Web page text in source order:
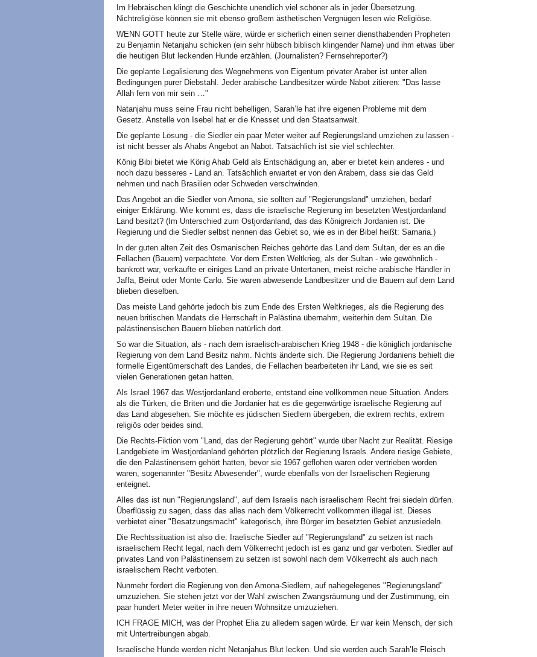
Im Hebräischen klingt die Geschichte unendlich viel schöner als in jeder Übersetzung.
Nichtreligiöse können sie mit ebenso großem ästhetischen Vergnügen lesen wie Religiöse.
WENN GOTT heute zur Stelle wäre, würde er sicherlich einen seiner diensthabenden Propheten
zu Benjamin Netanjahu schicken (ein sehr hübsch biblisch klingender Name) und ihm etwas über
die heutigen Blut leckenden Hunde erzählen. (Journalisten? Fernsehreporter?)
Die geplante Legalisierung des Wegnehmens von Eigentum privater Araber ist unter allen
Bedingungen purer Diebstahl. Jeder arabische Landbesitzer würde Nabot zitieren: "Das lasse
Allah fern von mir sein …"
Natanjahu muss seine Frau nicht behelligen, Sarah’le hat ihre eigenen Probleme mit dem
Gesetz. Anstelle von Isebel hat er die Knesset und den Staatsanwalt.
Die geplante Lösung - die Siedler ein paar Meter weiter auf Regierungsland umziehen zu lassen -
ist nicht besser als Ahabs Angebot an Nabot. Tatsächlich ist sie viel schlechter.
König Bibi bietet wie König Ahab Geld als Entschädigung an, aber er bietet kein anderes - und
noch dazu besseres - Land an. Tatsächlich erwartet er von den Arabern, dass sie das Geld
nehmen und nach Brasilien oder Schweden verschwinden.
Das Angebot an die Siedler von Amona, sie sollten auf "Regierungsland" umziehen, bedarf
einiger Erklärung. Wie kommt es, dass die israelische Regierung im besetzten Westjordanland
Land besitzt? (Im Unterschied zum Ostjordanland, das das Königreich Jordanien ist. Die
Regierung und die Siedler selbst nennen das Gebiet so, wie es in der Bibel heißt: Samaria.)
In der guten alten Zeit des Osmanischen Reiches gehörte das Land dem Sultan, der es an die
Fellachen (Bauern) verpachtete. Vor dem Ersten Weltkrieg, als der Sultan - wie gewöhnlich -
bankrott war, verkaufte er einiges Land an private Untertanen, meist reiche arabische Händler in
Jaffa, Beirut oder Monte Carlo. Sie waren abwesende Landbesitzer und die Bauern auf dem Land
blieben dieselben.
Das meiste Land gehörte jedoch bis zum Ende des Ersten Weltkrieges, als die Regierung des
neuen britischen Mandats die Herrschaft in Palästina übernahm, weiterhin dem Sultan. Die
palästinensischen Bauern blieben natürlich dort.
So war die Situation, als - nach dem israelisch-arabischen Krieg 1948 - die königlich jordanische
Regierung von dem Land Besitz nahm. Nichts änderte sich. Die Regierung Jordaniens behielt die
formelle Eigentümerschaft des Landes, die Fellachen bearbeiteten ihr Land, wie sie es seit
vielen Generationen getan hatten.
Als Israel 1967 das Westjordanland eroberte, entstand eine vollkommen neue Situation. Anders
als die Türken, die Briten und die Jordanier hat es die gegenwärtige israelische Regierung auf
das Land abgesehen. Sie möchte es jüdischen Siedlern übergeben, die extrem rechts, extrem
religiös oder beides sind.
Die Rechts-Fiktion vom "Land, das der Regierung gehört" wurde über Nacht zur Realität. Riesige
Landgebiete im Westjordanland gehörten plötzlich der Regierung Israels. Andere riesige Gebiete,
die den Palästinensern gehört hatten, bevor sie 1967 geflohen waren oder vertrieben worden
waren, sogenannter "Besitz Abwesender", wurde ebenfalls von der Israelischen Regierung
enteignet.
Alles das ist nun "Regierungsland", auf dem Israelis nach israelischem Recht frei siedeln dürfen.
Überflüssig zu sagen, dass das alles nach dem Völkerrecht vollkommen illegal ist. Dieses
verbietet einer "Besatzungsmacht" kategorisch, ihre Bürger im besetzten Gebiet anzusiedeln.
Die Rechtssituation ist also die: Iraelische Siedler auf "Regierungsland" zu setzen ist nach
israelischem Recht legal, nach dem Völkerrecht jedoch ist es ganz und gar verboten. Siedler auf
privates Land von Palästinensern zu setzen ist sowohl nach dem Völkerrecht als auch nach
israelischem Recht verboten.
Nunmehr fordert die Regierung von den Amona-Siedlern, auf nahegelegenes "Regierungsland"
umzuziehen. Sie stehen jetzt vor der Wahl zwischen Zwangsräumung und der Zustimmung, ein
paar hundert Meter weiter in ihre neuen Wohnsitze umzuziehen.
ICH FRAGE MICH, was der Prophet Elia zu alledem sagen würde. Er war kein Mensch, der sich
mit Untertreibungen abgab.
Israelische Hunde werden nicht Netanjahus Blut lecken. Und sie werden auch Sarah’le Fleisch